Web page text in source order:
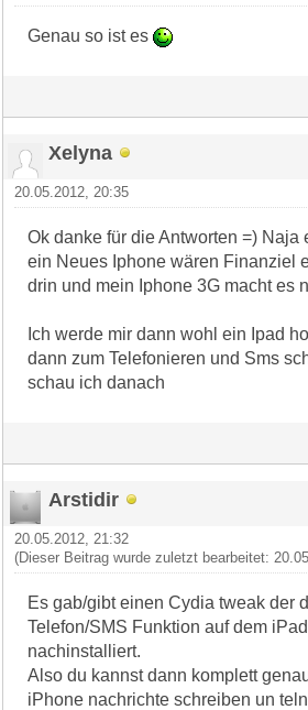
Genau so ist es
Xelyna
20.05.2012, 20:35
Ok danke für die Antworten =) Naja
ein Neues Iphone wären Finanziel
drin und mein Iphone 3G macht es
Ich werde mir dann wohl ein Ipad
dann zum Telefonieren und Sms
schau ich danach
Arstidir
20.05.2012, 21:32
(Dieser Beitrag wurde zuletzt bearbeitet:
Es gab/gibt einen Cydia tweak der
Telefon/SMS Funktion auf dem
nachinstalliert.
Also du kannst dann komplett
iPhone nachrichte schreiben un